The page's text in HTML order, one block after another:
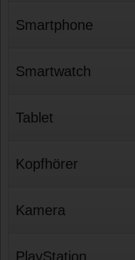
Smartphone
Smartwatch
Tablet
Kopfhörer
Kamera
PlayStation